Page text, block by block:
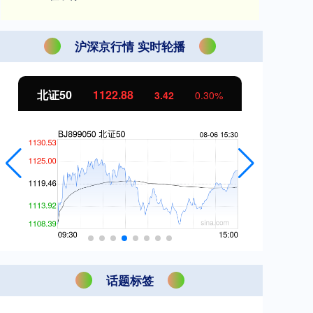
沪深京行情 实时轮播
北证50 1122.88 3.42 0.30%
话题标签